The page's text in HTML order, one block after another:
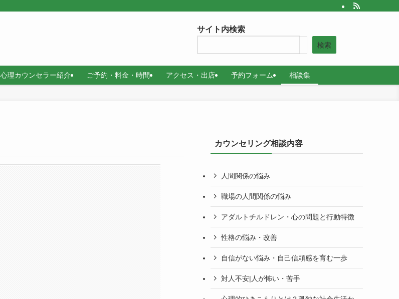
心理カウンセラー紹介 ご予約・料金・時間 アクセス・出店 予約フォーム 相談集
サイト内検索
検索
カウンセリング相談内容
人間関係の悩み
職場の人間関係の悩み
アダルトチルドレン・心の問題と行動特徴
性格の悩み・改善
自信がない悩み・自己信頼感を育む一歩
対人不安|人が怖い・苦手